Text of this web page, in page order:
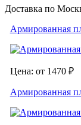
Доставка по
Армированная
Цена: от 1470 ₽
Армированная